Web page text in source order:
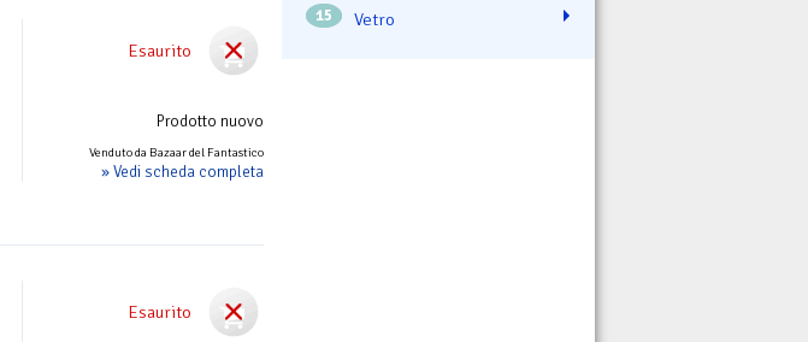
Esaurito
Prodotto nuovo
Venduto da Bazaar del Fantastico
» Vedi scheda completa
Esaurito
15 Vetro